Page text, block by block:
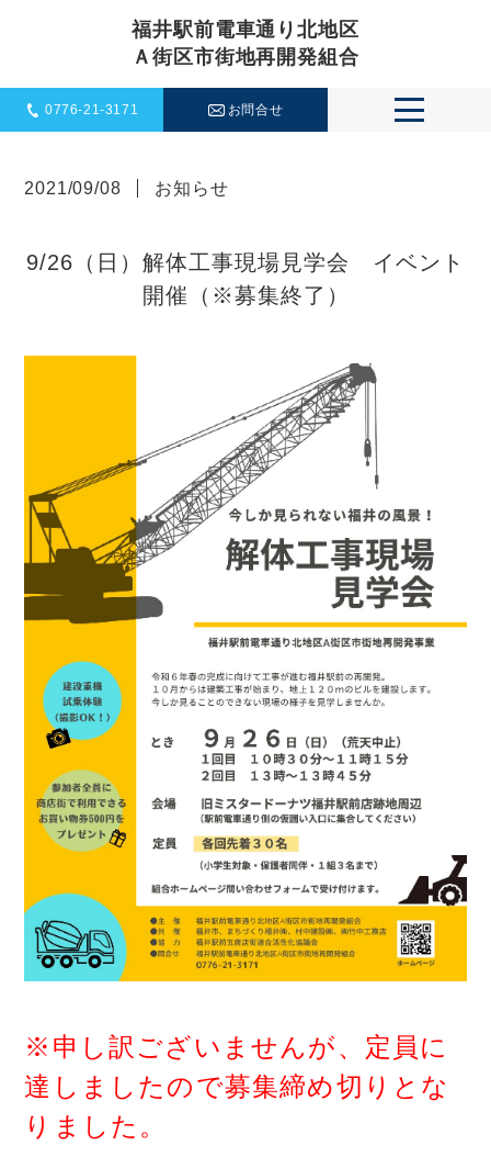
福井駅前電車通り北地区
Ａ街区市街地再開発組合
0776-21-3171 お問合せ
2021/09/08 お知らせ
9/26（日）解体工事現場見学会 イベント
開催（※募集終了）
※申し訳ございませんが、定員に
達しましたので募集締め切りとな
りました。